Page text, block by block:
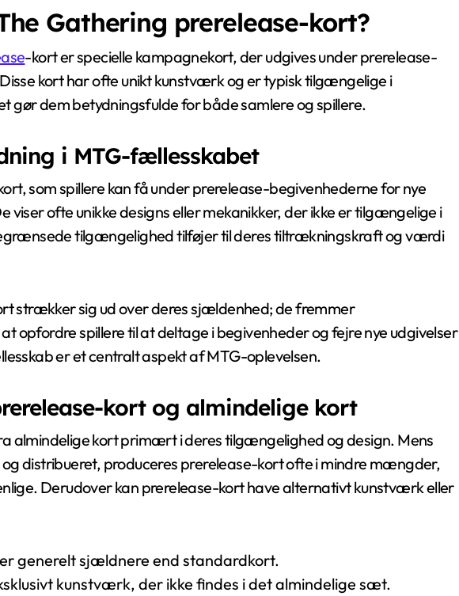
Gathering prerelease-kort?
-kort er specielle kampagnekort, der udgives under prerelease-
kort har ofte unikt kunstværk og er typisk tilgængelige i
dem betydningsfulde for både samlere og spillere.
i MTG-fællesskabet
som spillere kan få under prerelease-begivenhederne for nye
viser ofte unikke designs eller mekanikker, der ikke er tilgængelige i
tilgængelighed tilføjer til deres tiltrækningskraft og værdi
strækker sig ud over deres sjældenhed; de fremmer
opfordre spillere til at deltage i begivenheder og fejre nye udgivelser
er et centralt aspekt af MTG-oplevelsen.
kort og almindelige kort
almindelige kort primært i deres tilgængelighed og design. Mens
distribueret, produceres prerelease-kort ofte i mindre mængder,
Derudover kan prerelease-kort have alternativt kunstværk eller
generelt sjældnere end standardkort.
kunstværk, der ikke findes i det almindelige sæt.